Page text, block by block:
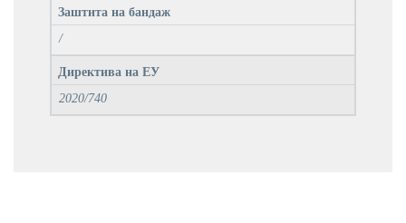
Заштита на бандаж
/
Директива на ЕУ
2020/740